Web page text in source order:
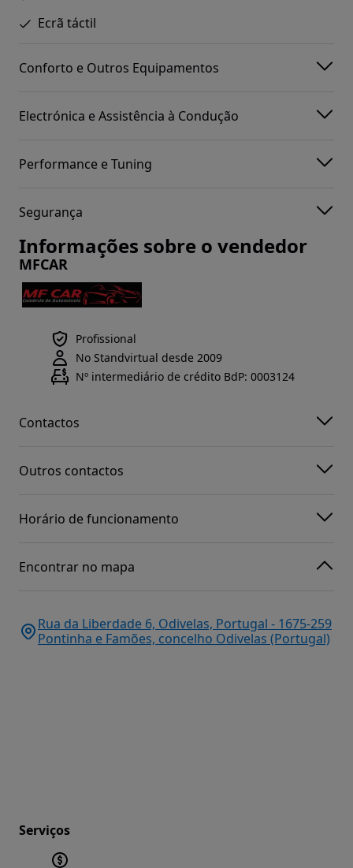
Ecrã táctil
Conforto e Outros Equipamentos
Electrónica e Assistência à Condução
Performance e Tuning
Segurança
Informações sobre o vendedor
MFCAR
Profissional
No Standvirtual desde 2009
Nº intermediário de crédito BdP: 0003124
Contactos
Outros contactos
Horário de funcionamento
Encontrar no mapa
Rua da Liberdade 6, Odivelas, Portugal - 1675-259
Pontinha e Famões, concelho Odivelas (Portugal)
Serviços